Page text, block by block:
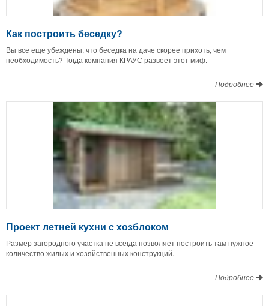
Как построить беседку?
Вы все еще убеждены, что беседка на даче скорее прихоть, чем
необходимость? Тогда компания КРАУС развеет этот миф.
Подробнее
Проект летней кухни с хозблоком
Размер загородного участка не всегда позволяет построить там нужное
количество жилых и хозяйственных конструкций.
Подробнее